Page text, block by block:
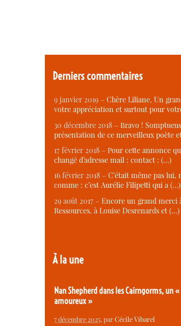
Derniers commentaires
9 janvier 2019 – Chère Liliane, Un
votre appréciation et surtout pour
30 décembre 2018 – Bravo !
présentation de ce merveilleux poète
17 février 2018 – Pour cette annonce
changé d’adresse mail : contact : (…)
16 février 2018 – C’était même pas lui,
comme : c’est Aurélie Filipetti qui a (…)
29 août 2017 – Encore un grand merci
Ressources, à Louise Desrenards et (…)
À la une
Nan Shepherd dans les Cairngorms, un
amoureux »
7 décembre 2025, parCécile Vibarel